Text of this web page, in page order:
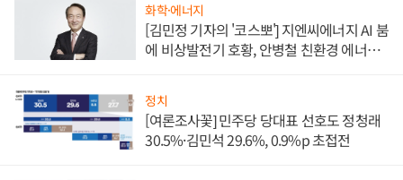
화학·에너지
[김민정 기자의 '코스뽀'] 지엔씨에너지 AI 붐
에 비상발전기 호황, 안병철 친환경 에너지
정치
[여론조사꽃] 민주당 당대표 선호도 정청래
30.5%·김민석 29.6%, 0.9%p 초접전